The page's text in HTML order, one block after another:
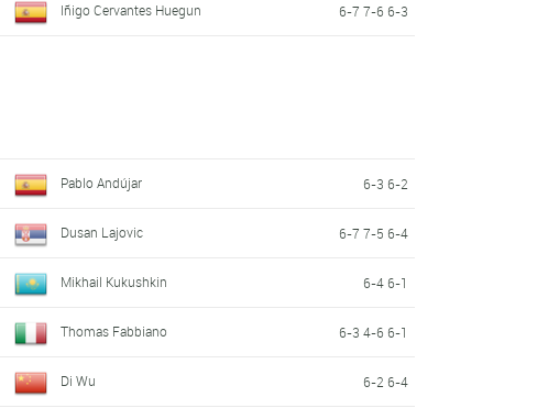
Iñigo Cervantes Huegun 6-7 7-6 6-3
Pablo Andújar 6-3 6-2
Dusan Lajovic 6-7 7-5 6-4
Mikhail Kukushkin 6-4 6-1
Thomas Fabbiano 6-3 4-6 6-1
Di Wu 6-2 6-4